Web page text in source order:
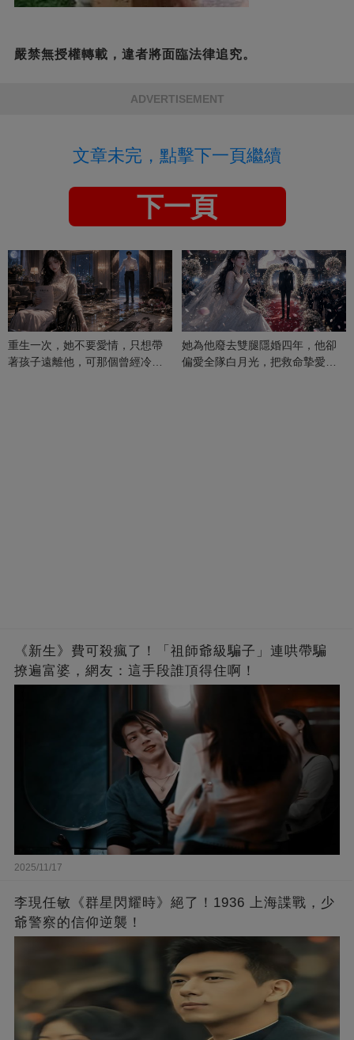
嚴禁無授權轉載，違者將面臨法律追究。
ADVERTISEMENT
文章未完，點擊下一頁繼續
下一頁
重生一次，她不要愛情，只想帶
著孩子遠離他，可那個曾經冷漠
她為他廢去雙腿隱婚四年，他卻
偏愛全隊白月光，把救命摯愛當
《新生》費可殺瘋了！「祖師爺級騙子」連哄帶騙
撩遍富婆，網友：這手段誰頂得住啊！
2025/11/17
李現任敏《群星閃耀時》絕了！1936 上海諜戰，少
爺警察的信仰逆襲！